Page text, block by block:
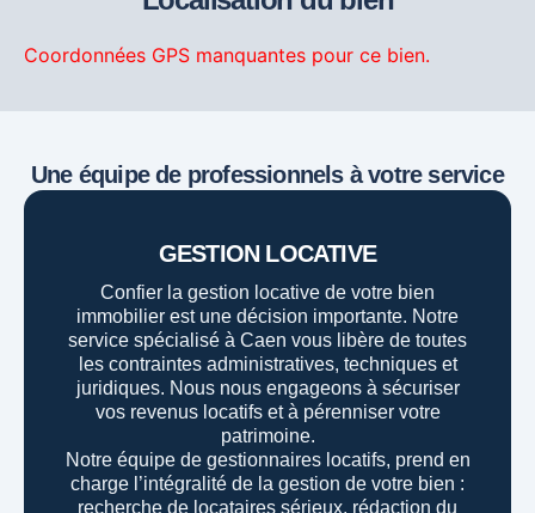
Coordonnées GPS manquantes pour ce bien.
Une équipe de professionnels à votre service
GESTION LOCATIVE
Confier la gestion locative de votre bien
immobilier est une décision importante. Notre
service spécialisé à Caen vous libère de toutes
les contraintes administratives, techniques et
juridiques. Nous nous engageons à sécuriser
vos revenus locatifs et à pérenniser votre
patrimoine.
Notre équipe de gestionnaires locatifs, prend en
charge l’intégralité de la gestion de votre bien :
recherche de locataires sérieux, rédaction du